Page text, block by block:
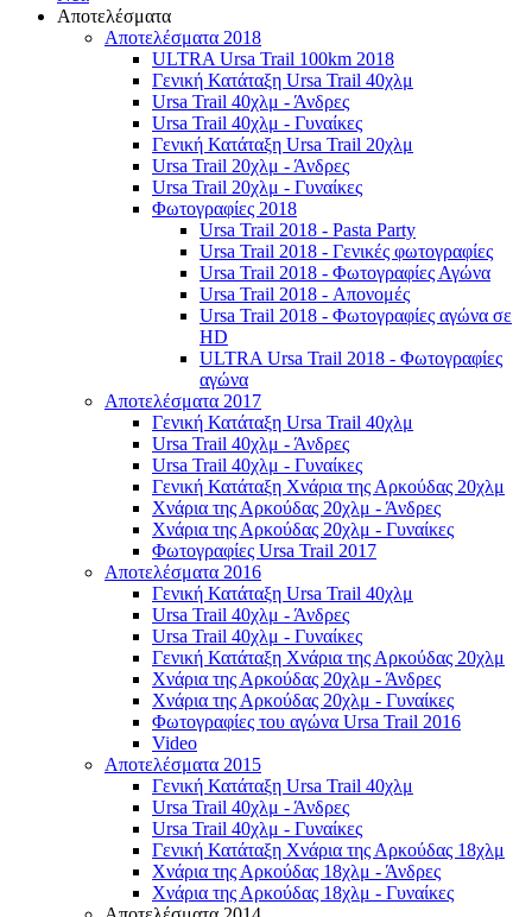
Αποτελέσματα
Αποτελέσματα 2018
ULTRA Ursa Trail 100km 2018
Γενική Κατάταξη Ursa Trail 40χλμ
Ursa Trail 40χλμ - Άνδρες
Ursa Trail 40χλμ - Γυναίκες
Γενική Κατάταξη Ursa Trail 20χλμ
Ursa Trail 20χλμ - Άνδρες
Ursa Trail 20χλμ - Γυναίκες
Φωτογραφίες 2018
Ursa Trail 2018 - Pasta Party
Ursa Trail 2018 - Γενικές φωτογραφίες
Ursa Trail 2018 - Φωτογραφίες Αγώνα
Ursa Trail 2018 - Απονομές
Ursa Trail 2018 - Φωτογραφίες αγώνα σε
HD
ULTRA Ursa Trail 2018 - Φωτογραφίες
αγώνα
Αποτελέσματα 2017
Γενική Κατάταξη Ursa Trail 40χλμ
Ursa Trail 40χλμ - Άνδρες
Ursa Trail 40χλμ - Γυναίκες
Γενική Κατάταξη Χνάρια της Αρκούδας 20χλμ
Χνάρια της Αρκούδας 20χλμ - Άνδρες
Χνάρια της Αρκούδας 20χλμ - Γυναίκες
Φωτογραφίες Ursa Trail 2017
Αποτελέσματα 2016
Γενική Κατάταξη Ursa Trail 40χλμ
Ursa Trail 40χλμ - Άνδρες
Ursa Trail 40χλμ - Γυναίκες
Γενική Κατάταξη Χνάρια της Αρκούδας 20χλμ
Χνάρια της Αρκούδας 20χλμ - Άνδρες
Χνάρια της Αρκούδας 20χλμ - Γυναίκες
Φωτογραφίες του αγώνα Ursa Trail 2016
Video
Αποτελέσματα 2015
Γενική Κατάταξη Ursa Trail 40χλμ
Ursa Trail 40χλμ - Άνδρες
Ursa Trail 40χλμ - Γυναίκες
Γενική Κατάταξη Χνάρια της Αρκούδας 18χλμ
Χνάρια της Αρκούδας 18χλμ - Άνδρες
Χνάρια της Αρκούδας 18χλμ - Γυναίκες